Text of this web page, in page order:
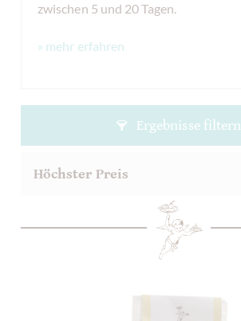
zwischen 5 und 20 Tagen.
» mehr erfahren
Ergebnisse filtern